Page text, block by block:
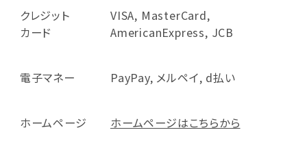
クレジット
カード
VISA, MasterCard,
AmericanExpress, JCB
電子マネー PayPay, メルペイ, d払い
ホームページ ホームページはこちらから